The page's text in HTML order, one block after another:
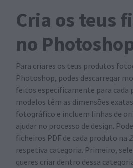
Cria os teus
no
Para criares os teus produtos
Photoshop, podes descarregar
feitos especificamente para cada
modelos têm as dimensões
fotográfico e incluem linhas de
ajudar no processo de design.
ficheiros PDF de cada produto na
respetiva categoria. Primeiro,
queres criar dentro dessa